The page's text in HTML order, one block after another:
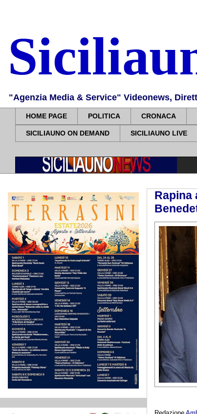
"Agenzia Media & Service" Videonews,
HOME PAGE POLITICA CRONACA
SICILIAUNO ON DEMAND SICILIAUNO LIVE
Rapina